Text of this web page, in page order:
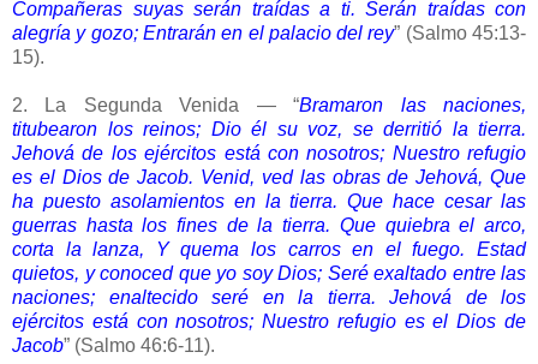
Compañeras suyas serán traídas a ti. Serán traídas con
alegría y gozo; Entrarán en el palacio del rey” (Salmo 45:13-
15).
2. La Segunda Venida — “Bramaron las naciones,
titubearon los reinos; Dio él su voz, se derritió la tierra.
Jehová de los ejércitos está con nosotros; Nuestro refugio
es el Dios de Jacob. Venid, ved las obras de Jehová, Que
ha puesto asolamientos en la tierra. Que hace cesar las
guerras hasta los fines de la tierra. Que quiebra el arco,
corta la lanza, Y quema los carros en el fuego. Estad
quietos, y conoced que yo soy Dios; Seré exaltado entre las
naciones; enaltecido seré en la tierra. Jehová de los
ejércitos está con nosotros; Nuestro refugio es el Dios de
Jacob” (Salmo 46:6-11).